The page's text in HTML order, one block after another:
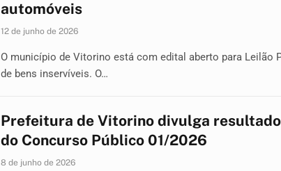
automóveis
12 de junho de 2026
O município de Vitorino está com edital aberto para Leilão
de bens inservíveis. O…
Prefeitura de Vitorino divulga
do Concurso Público 01/2026
8 de junho de 2026